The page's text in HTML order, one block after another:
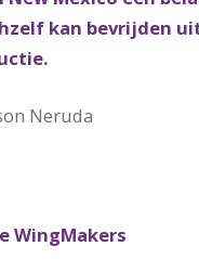
kan bevrijden
Neruda
WingMakers